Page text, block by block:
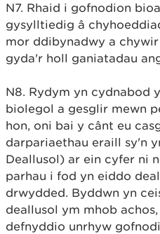
N7. Rhaid i gofnodion
gysylltiedig â
mor ddibynadwy a
gyda'r holl ganiatadau
N8. Rydym yn cydnabod
biolegol a gesglir mewn
hon, oni bai y cânt eu
darpariaethau eraill sy'n
Deallusol) ar ein cyfer ni
parhau i fod yn eiddo
drwydded. Byddwn yn
deallusol ym mhob
defnyddio unrhyw